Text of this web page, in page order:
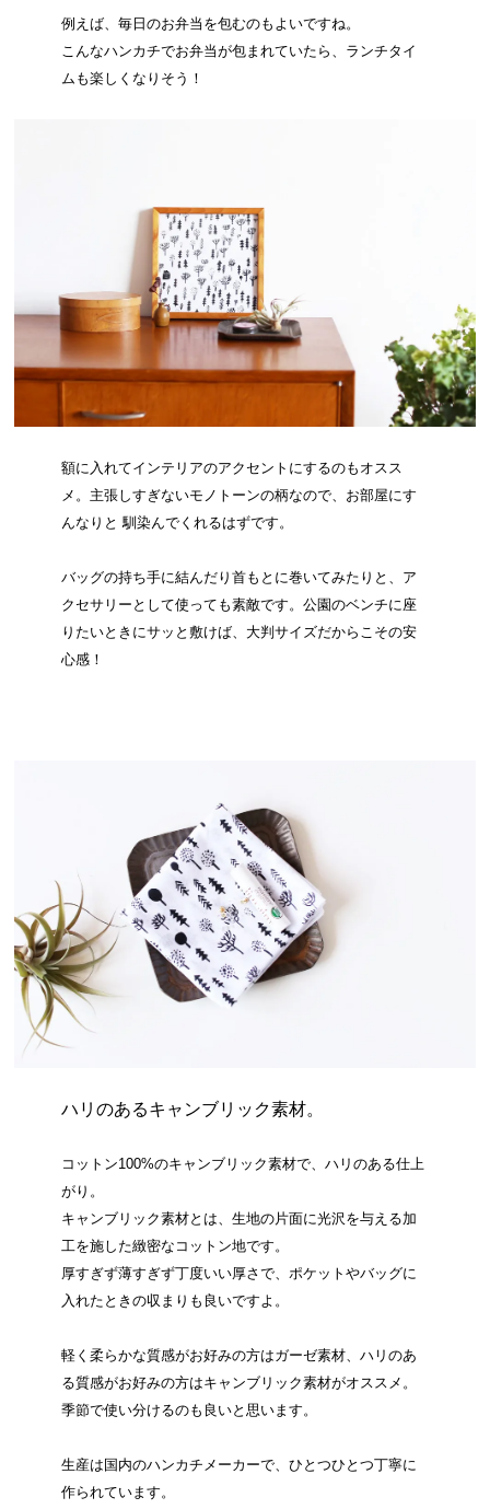
例えば、毎日のお弁当を包むのもよいですね。
こんなハンカチでお弁当が包まれていたら、ランチタイ
ムも楽しくなりそう！
額に入れてインテリアのアクセントにするのもオスス
メ。主張しすぎないモノトーンの柄なので、お部屋にす
んなりと 馴染んでくれるはずです。
バッグの持ち手に結んだり首もとに巻いてみたりと、ア
クセサリーとして使っても素敵です。公園のベンチに座
りたいときにサッと敷けば、大判サイズだからこその安
心感！
ハリのあるキャンブリック素材。
コットン100%のキャンブリック素材で、ハリのある仕上
がり。
キャンブリック素材とは、生地の片面に光沢を与える加
工を施した緻密なコットン地です。
厚すぎず薄すぎず丁度いい厚さで、ポケットやバッグに
入れたときの収まりも良いですよ。
軽く柔らかな質感がお好みの方はガーゼ素材、ハリのあ
る質感がお好みの方はキャンブリック素材がオススメ。
季節で使い分けるのも良いと思います。
生産は国内のハンカチメーカーで、ひとつひとつ丁寧に
作られています。